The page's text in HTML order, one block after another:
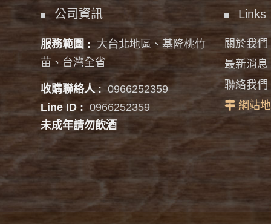
公司資訊
服務範圍 : 大台北地區、基隆桃竹
苗、台灣全省
收購聯絡人 : 0966252359
Line ID : 0966252359
未成年請勿飲酒
Links
關於我們
最新消息
聯絡我們
網站